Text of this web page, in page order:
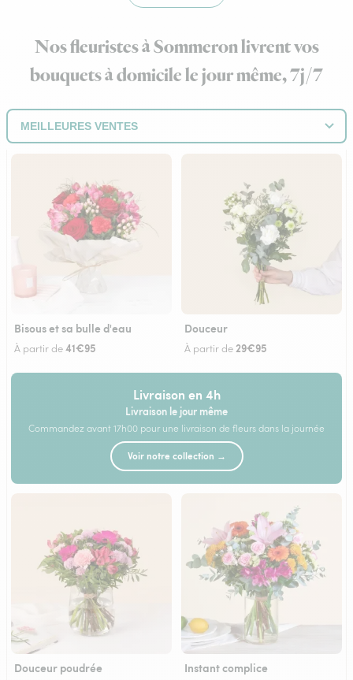
Nos fleuristes à Sommeron livrent vos
bouquets à domicile le jour même, 7j/7
Bisous et sa bulle d'eau
À partir de41€95
Douceur
À partir de 29€95
Livraison en 4h
Livraison le jour même
Commandez avant 17h00 pour une livraison de fleurs dans la journée
Voir notre collection →
Douceur poudrée Instant complice